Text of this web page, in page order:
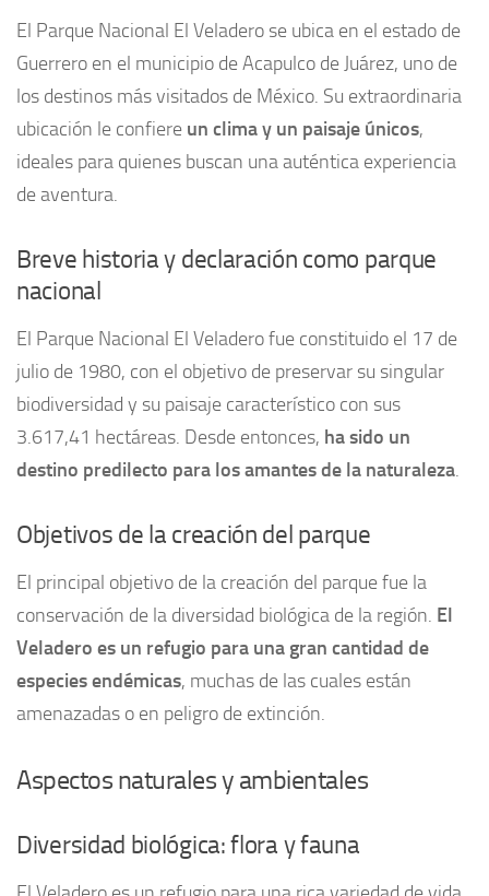
El Parque Nacional El Veladero se ubica en el estado de
Guerrero en el municipio de Acapulco de Juárez, uno de
los destinos más visitados de México. Su extraordinaria
ubicación le confiere un clima y un paisaje únicos,
ideales para quienes buscan una auténtica experiencia
de aventura.
Breve historia y declaración como parque
nacional
El Parque Nacional El Veladero fue constituido el 17 de
julio de 1980, con el objetivo de preservar su singular
biodiversidad y su paisaje característico con sus
3.617,41 hectáreas. Desde entonces, ha sido un
destino predilecto para los amantes de la naturaleza.
Objetivos de la creación del parque
El principal objetivo de la creación del parque fue la
conservación de la diversidad biológica de la región. El
Veladero es un refugio para una gran cantidad de
especies endémicas, muchas de las cuales están
amenazadas o en peligro de extinción.
Aspectos naturales y ambientales
Diversidad biológica: flora y fauna